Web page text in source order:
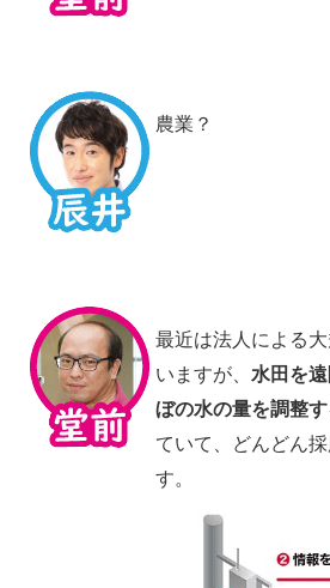
農業？
最近は法人による
いますが、 水田を
ぼの水の量を調整
ていて、どんどん
す。